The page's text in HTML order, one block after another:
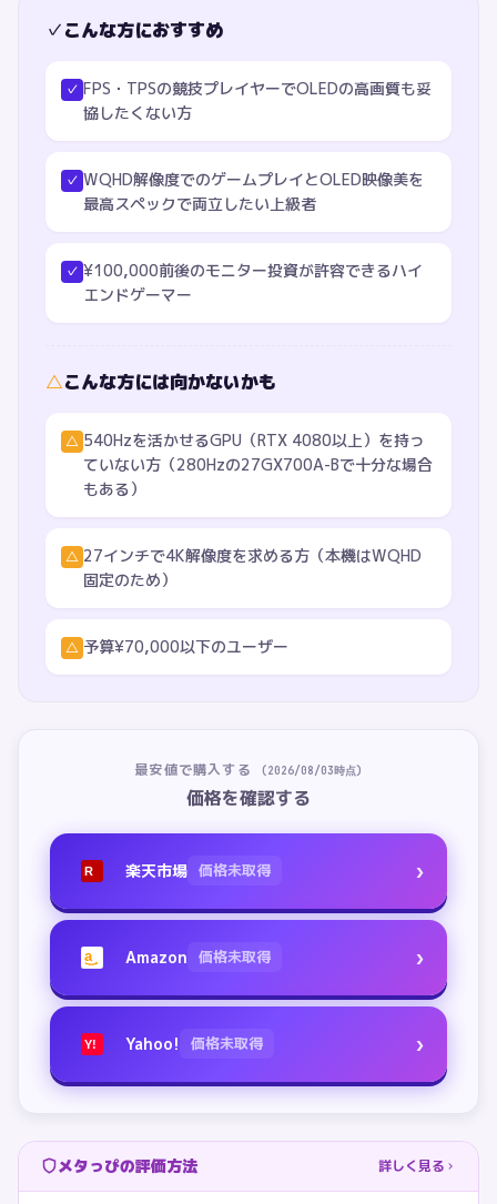
✓こんな方におすすめ
✓ FPS・TPSの競技プレイヤーでOLEDの高画質も妥
協したくない方
✓ WQHD解像度でのゲームプレイとOLED映像美を
最高スペックで両立したい上級者
✓ ¥100,000前後のモニター投資が許容できるハイ
エンドゲーマー
△こんな方には向かないかも
△ 540Hzを活かせるGPU（RTX 4080以上）を持っ
ていない方（280Hzの27GX700A-Bで十分な場合
もある）
△ 27インチで4K解像度を求める方（本機はWQHD
固定のため）
△ 予算¥70,000以下のユーザー
最安値で購入する (2026/08/03時点)
価格を確認する
R 楽天市場 価格未取得 ›
a Amazon 価格未取得 ›
Y! Yahoo! 価格未取得 ›
メタっぴの評価方法 詳しく見る